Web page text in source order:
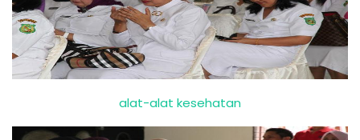
alat-alat kesehatan